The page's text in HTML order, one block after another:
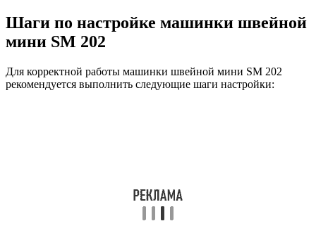
Шаги по настройке машинки швейной
мини SM 202
Для корректной работы машинки швейной мини SM 202
рекомендуется выполнить следующие шаги настройки: